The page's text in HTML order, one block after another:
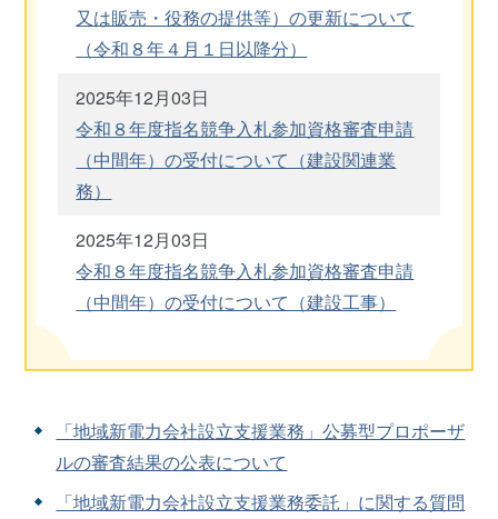
又は販売・役務の提供等）の更新について
（令和８年４月１日以降分）
2025年12月03日
令和８年度指名競争入札参加資格審査申請
（中間年）の受付について（建設関連業
務）
2025年12月03日
令和８年度指名競争入札参加資格審査申請
（中間年）の受付について（建設工事）
「地域新電力会社設立支援業務」公募型プロポーザ
ルの審査結果の公表について
「地域新電力会社設立支援業務委託」に関する質問